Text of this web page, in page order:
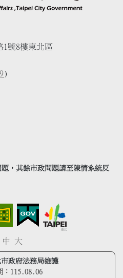
1號8樓東北區
)
，其餘市政問題請至陳情系統反
中 大
政府法務局維護
： 115.08.06